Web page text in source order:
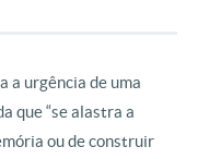
a urgência de uma
que “se alastra a
ou de construir